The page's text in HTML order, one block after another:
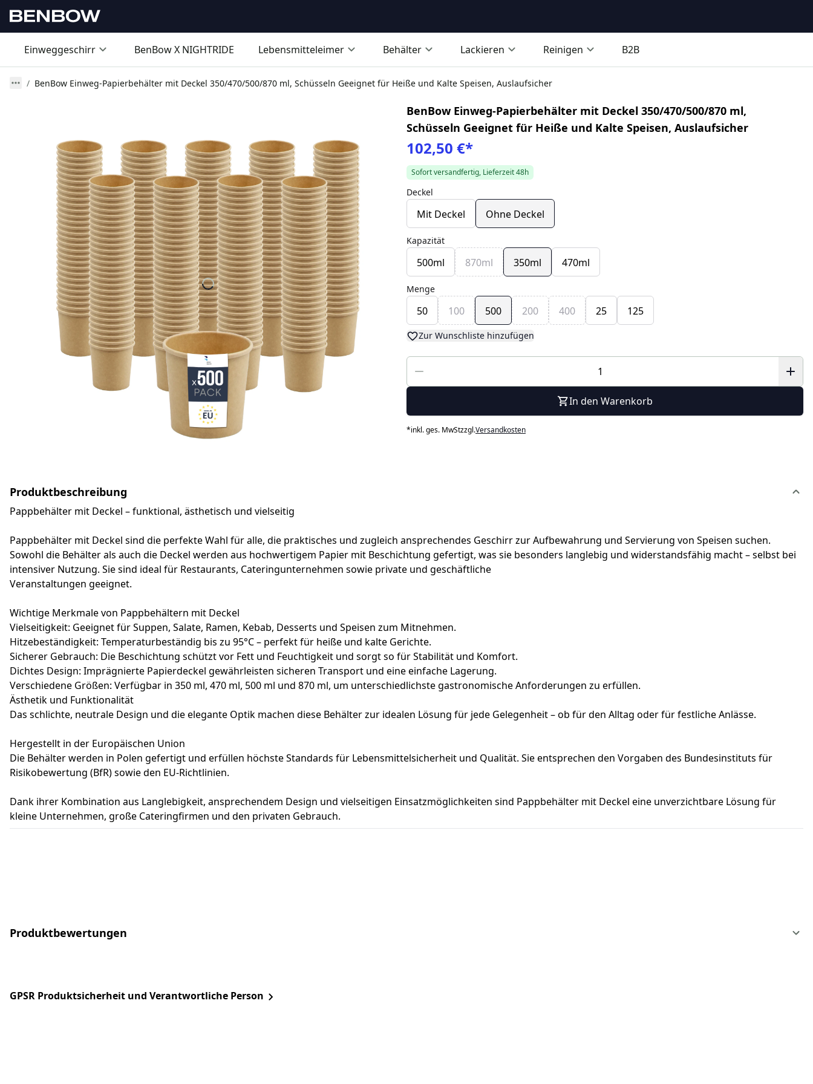
Einweggeschirr BenBow X NIGHTRIDE Lebensmitteleimer Behälter Lackieren Reinigen B2B
BenBow Einweg-Papierbehälter mit Deckel 350/470/500/870 ml, Schüsseln Geeignet für Heiße und Kalte Speisen, Auslaufsicher
BenBow Einweg-Papierbehälter mit Deckel 350/470/500/870 ml,
Schüsseln Geeignet für Heiße und Kalte Speisen, Auslaufsicher
102,50 €*
Sofort versandfertig, Lieferzeit 48h
Deckel
Mit Deckel Ohne Deckel
Kapazität
500ml 870ml 350ml 470ml
Menge
50 100 500 200 400 25 125
Zur Wunschliste hinzufügen
In den Warenkorb
*inkl. ges. MwStzzgl.Versandkosten
Produktbeschreibung
Pappbehälter mit Deckel – funktional, ästhetisch und vielseitig
Pappbehälter mit Deckel sind die perfekte Wahl für alle, die praktisches und zugleich ansprechendes Geschirr zur Aufbewahrung und Servierung von Speisen suchen.
Sowohl die Behälter als auch die Deckel werden aus hochwertigem Papier mit Beschichtung gefertigt, was sie besonders langlebig und widerstandsfähig macht – selbst bei
intensiver Nutzung. Sie sind ideal für Restaurants, Cateringunternehmen sowie private und geschäftliche
Veranstaltungen geeignet.
Wichtige Merkmale von Pappbehältern mit Deckel
Vielseitigkeit: Geeignet für Suppen, Salate, Ramen, Kebab, Desserts und Speisen zum Mitnehmen.
Hitzebeständigkeit: Temperaturbeständig bis zu 95°C – perfekt für heiße und kalte Gerichte.
Sicherer Gebrauch: Die Beschichtung schützt vor Fett und Feuchtigkeit und sorgt so für Stabilität und Komfort.
Dichtes Design: Imprägnierte Papierdeckel gewährleisten sicheren Transport und eine einfache Lagerung.
Verschiedene Größen: Verfügbar in 350 ml, 470 ml, 500 ml und 870 ml, um unterschiedlichste gastronomische Anforderungen zu erfüllen.
Ästhetik und Funktionalität
Das schlichte, neutrale Design und die elegante Optik machen diese Behälter zur idealen Lösung für jede Gelegenheit – ob für den Alltag oder für festliche Anlässe.
Hergestellt in der Europäischen Union
Die Behälter werden in Polen gefertigt und erfüllen höchste Standards für Lebensmittelsicherheit und Qualität. Sie entsprechen den Vorgaben des Bundesinstituts für
Risikobewertung (BfR) sowie den EU-Richtlinien.
Dank ihrer Kombination aus Langlebigkeit, ansprechendem Design und vielseitigen Einsatzmöglichkeiten sind Pappbehälter mit Deckel eine unverzichtbare Lösung für
kleine Unternehmen, große Cateringfirmen und den privaten Gebrauch.
Produktbewertungen
GPSR Produktsicherheit und Verantwortliche Person